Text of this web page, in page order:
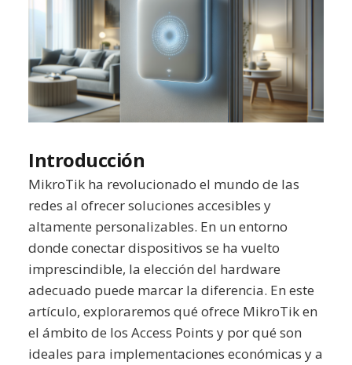
Introducción
MikroTik ha revolucionado el mundo de las
redes al ofrecer soluciones accesibles y
altamente personalizables. En un entorno
donde conectar dispositivos se ha vuelto
imprescindible, la elección del hardware
adecuado puede marcar la diferencia. En este
artículo, exploraremos qué ofrece MikroTik en
el ámbito de los Access Points y por qué son
ideales para implementaciones económicas y a